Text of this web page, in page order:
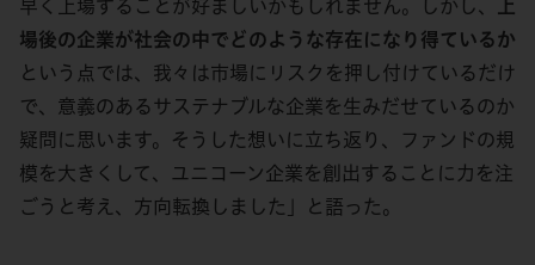
早く上場することが好ましいかもしれません。しかし、
上
場後の企業が社会の中でどのような存在になり得ているか
という点では、我々は市場にリスクを押し付けているだけ
で、意義のあるサステナブルな企業を生みだせているのか
疑問に思います。そうした想いに立ち返り、ファンドの規
模を大きくして、ユニコーン企業を創出することに力を注
ごうと考え、方向転換しました」と語った。